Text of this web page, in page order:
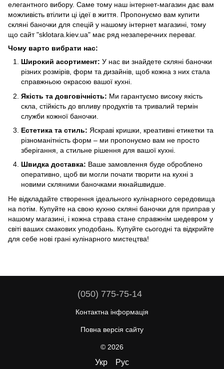
елегантного вибору. Саме тому наш інтернет-магазин дає вам
можливість втілити ці ідеї в життя. Пропонуємо вам купити
скляні баночки для спецій у нашому інтернет магазині, тому
що сайт "sklotara.kiev.ua" має ряд незаперечних переваг.
Чому варто вибрати нас:
Широкий асортимент: У нас ви знайдете скляні баночки
різних розмірів, форм та дизайнів, щоб кожна з них стала
справжньою окрасою вашої кухні.
Якість та довговічність: Ми гарантуємо високу якість
скла, стійкість до впливу продуктів та тривалий термін
служби кожної баночки.
Естетика та стиль: Яскраві кришки, креативні етикетки та
різноманітність форм – ми пропонуємо вам не просто
зберігання, а стильне рішення для вашої кухні.
Швидка доставка: Ваше замовлення буде оброблено
оперативно, щоб ви могли почати творити на кухні з
новими скляними баночками якнайшвидше.
Не відкладайте створення ідеального кулінарного середовища
на потім. Купуйте на свою кухню скляні баночки для приправ у
нашому магазині, і кожна страва стане справжнім шедевром у
світі ваших смакових уподобань. Купуйте сьогодні та відкрийте
для себе нові грані кулінарного мистецтва!
(050) 775-75-14
Контактна інформація
Повна версія сайту
© 2026
Укр Рус